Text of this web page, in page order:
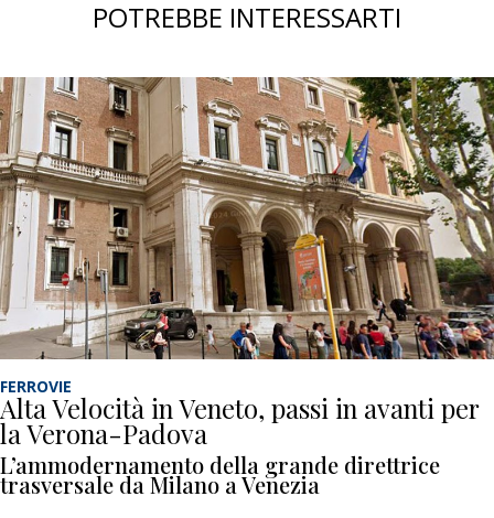
POTREBBE INTERESSARTI
FERROVIE
Alta Velocità in Veneto, passi in avanti per
la Verona-Padova
L’ammodernamento della grande direttrice
trasversale da Milano a Venezia